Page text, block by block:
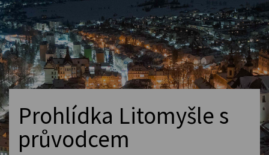
Prohlídka Litomyšle s
průvodcem